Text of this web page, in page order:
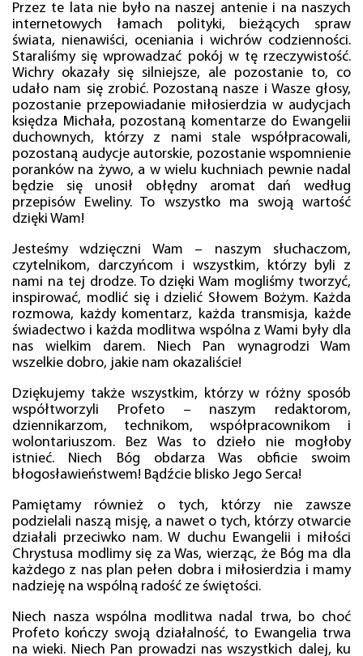
Przez te lata nie było na naszej antenie i na naszych
internetowych łamach polityki, bieżących spraw
świata, nienawiści, oceniania i wichrów codzienności.
Staraliśmy się wprowadzać pokój w tę rzeczywistość.
Wichry okazały się silniejsze, ale pozostanie to, co
udało nam się zrobić. Pozostaną nasze i Wasze głosy,
pozostanie przepowiadanie miłosierdzia w audycjach
księdza Michała, pozostaną komentarze do Ewangelii
duchownych, którzy z nami stale współpracowali,
pozostaną audycje autorskie, pozostanie wspomnienie
poranków na żywo, a w wielu kuchniach pewnie nadal
będzie się unosił obłędny aromat dań według
przepisów Eweliny. To wszystko ma swoją wartość
dzięki Wam!
Jesteśmy wdzięczni Wam – naszym słuchaczom,
czytelnikom, darczyńcom i wszystkim, którzy byli z
nami na tej drodze. To dzięki Wam mogliśmy tworzyć,
inspirować, modlić się i dzielić Słowem Bożym. Każda
rozmowa, każdy komentarz, każda transmisja, każde
świadectwo i każda modlitwa wspólna z Wami były dla
nas wielkim darem. Niech Pan wynagrodzi Wam
wszelkie dobro, jakie nam okazaliście!
Dziękujemy także wszystkim, którzy w różny sposób
współtworzyli Profeto – naszym redaktorom,
dziennikarzom, technikom, współpracownikom i
wolontariuszom. Bez Was to dzieło nie mogłoby
istnieć. Niech Bóg obdarza Was obficie swoim
błogosławieństwem! Bądźcie blisko Jego Serca!
Pamiętamy również o tych, którzy nie zawsze
podzielali naszą misję, a nawet o tych, którzy otwarcie
działali przeciwko nam. W duchu Ewangelii i miłości
Chrystusa modlimy się za Was, wierząc, że Bóg ma dla
każdego z nas plan pełen dobra i miłosierdzia i mamy
nadzieję na wspólną radość ze świętości.
Niech nasza wspólna modlitwa nadal trwa, bo choć
Profeto kończy swoją działalność, to Ewangelia trwa
na wieki. Niech Pan prowadzi nas wszystkich dalej, ku